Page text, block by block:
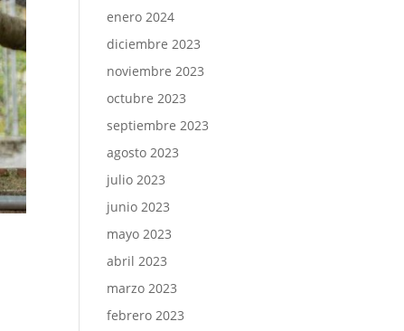
enero 2024
diciembre 2023
noviembre 2023
octubre 2023
septiembre 2023
agosto 2023
julio 2023
junio 2023
mayo 2023
abril 2023
marzo 2023
febrero 2023